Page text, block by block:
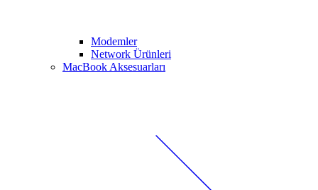
Modemler
Network Ürünleri
MacBook Aksesuarları